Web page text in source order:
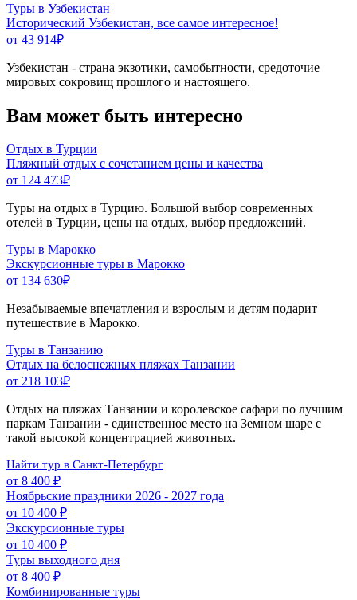
Туры в Узбекистан
Исторический Узбекистан, все самое интересное!
от 43 914₽
Узбекистан - страна экзотики, самобытности, средоточие
мировых сокровищ прошлого и настоящего.
Вам может быть интересно
Отдых в Турции
Пляжный отдых с сочетанием цены и качества
от 124 473₽
Туры на отдых в Турцию. Большой выбор современных
отелей в Турции, цены на отдых, выбор предложений.
Туры в Марокко
Экскурсионные туры в Марокко
от 134 630₽
Незабываемые впечатления и взрослым и детям подарит
путешествие в Марокко.
Туры в Танзанию
Отдых на белоснежных пляжах Танзании
от 218 103₽
Отдых на пляжах Танзании и королевское сафари по лучшим
паркам Танзании - единственное место на Земном шаре с
такой высокой концентрацией животных.
Найти тур в Санкт-Петербург
от 8 400 ₽
Ноябрьские праздники 2026 - 2027 года
от 10 400 ₽
Экскурсионные туры
от 10 400 ₽
Туры выходного дня
от 8 400 ₽
Комбинированные туры